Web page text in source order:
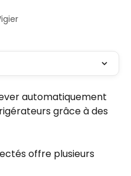
automatiquement
grâce à des
offre plusieurs